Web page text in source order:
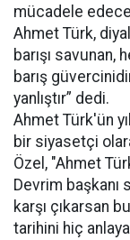
mücadele
Ahmet Türk,
barışı
barış
yanlıştır” dedi.
Ahmet Türk'ün
bir siyasetçi
Özel, "Ahmet
Devrim
karşı çıkarsan
tarihini hiç